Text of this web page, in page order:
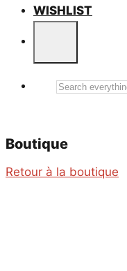
WISHLIST
Search
Boutique
Retour à la boutique